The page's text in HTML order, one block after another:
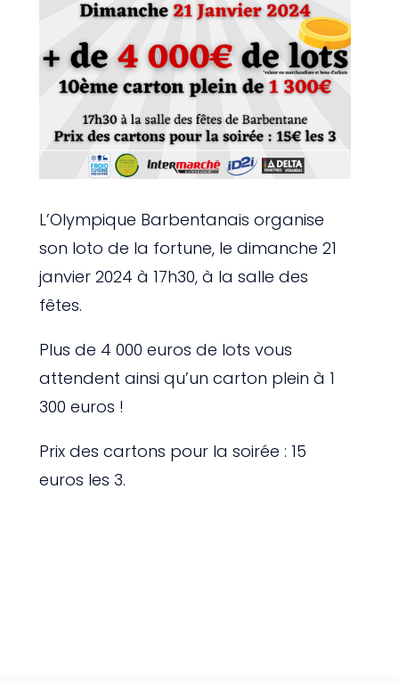
L’Olympique Barbentanais organise
son loto de la fortune, le dimanche 21
janvier 2024 à 17h30, à la salle des
fêtes.
Plus de 4 000 euros de lots vous
attendent ainsi qu’un carton plein à 1
300 euros !
Prix des cartons pour la soirée : 15
euros les 3.